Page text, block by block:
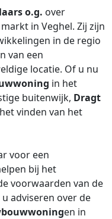
o.g. over
in Veghel. Zij zijn
in de regio
van een
locatie. Of u nu
in het
buitenwijk, Dragt
vinden van het
voor een
bij het
voorwaarden van de
u adviseren over de
en in